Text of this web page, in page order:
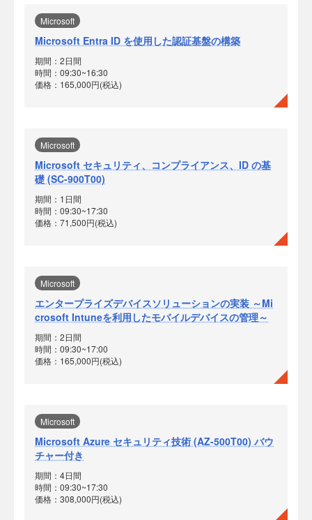
Microsoft
Microsoft Entra ID を使用した認証基盤の構築
期間：2日間
時間：09:30~16:30
価格：165,000円(税込)
Microsoft
Microsoft セキュリティ、コンプライアンス、ID の基
礎 (SC-900T00)
期間：1日間
時間：09:30~17:30
価格：71,500円(税込)
Microsoft
エンタープライズデバイスソリューションの実装 ～Mi
crosoft Intuneを利用したモバイルデバイスの管理～
期間：2日間
時間：09:30~17:00
価格：165,000円(税込)
Microsoft
Microsoft Azure セキュリティ技術 (AZ-500T00) バウ
チャー付き
期間：4日間
時間：09:30~17:30
価格：308,000円(税込)